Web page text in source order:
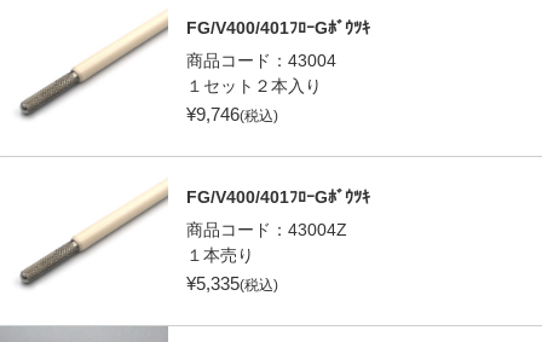
FG/V400/401ﾌﾛｰGﾎﾞｳﾂｷ
商品コード： 43004
１セット２本入り
¥9,746(税込)
FG/V400/401ﾌﾛｰGﾎﾞｳﾂｷ
商品コード： 43004Z
１本売り
¥5,335(税込)